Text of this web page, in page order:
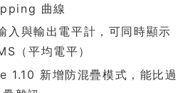
曲線
與輸出電平計，可同時顯示
（平均電平）
1.10 新增防混疊模式，能比過